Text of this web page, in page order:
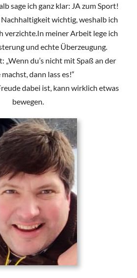
sage ich ganz klar: JA zum Sport!
wichtig, weshalb ich
verzichte.In meiner Arbeit lege ich
und echte Überzeugung.
du’s nicht mit Spaß an der
machst, dann lass es!“
dabei ist, kann wirklich etwas
bewegen.